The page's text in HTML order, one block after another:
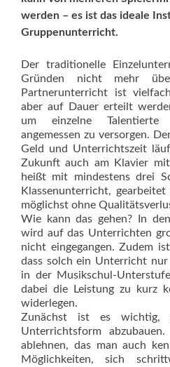
werden – es ist das ideale
Gruppenunterricht.
Der traditionelle
Gründen nicht mehr
Partnerunterricht ist
aber auf Dauer erteilt
um einzelne Talentierte
angemessen zu versorgen.
Geld und Unterrichtszeit
Zukunft auch am Klavier
heißt mit mindestens drei
Klassenunterricht,
möglichst ohne
Wie kann das gehen? In
wird auf das Unterrichten
nicht eingegangen. Zudem
dass solch ein Unterricht
in der Musikschul-
dabei die Leistung zu kurz
widerlegen.
Zunächst ist es wichtig,
Unterrichtsform
ablehnen, das man auch
Möglichkeiten, sich